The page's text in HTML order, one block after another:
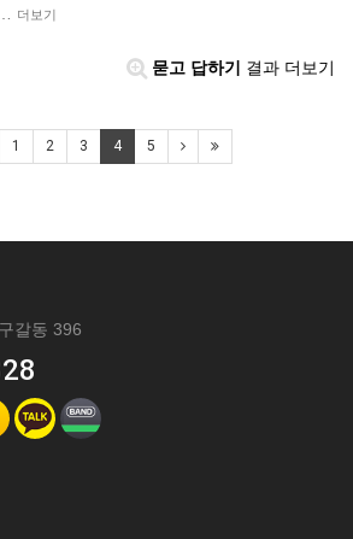
더보기
묻고 답하기 결과 더보기
1 2 3 4 5
갈동 396